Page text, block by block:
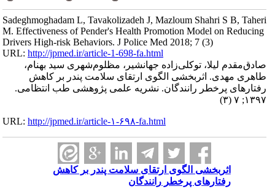
Sadeghmoghadam L, Tavakolizadeh J, Mazloum Shahri S B, Taheri
M. Effectiveness of Pender's Health Promotion Model on Reducing
Drivers High-risk Behaviors. J Police Med 2018; 7 (3)
URL:http://jpmed.ir/article-1-698-fa.html
صادق‌مقدم لیلا، توکلی‌زاده جهانشیر، مظلوم‌شهری سید بهنام،
طاهری مهدی. اثربخشی الگوی ارتقای سلامت پندر بر کاهش
رفتارهای پرخطر رانندگان. نشریه علمی پژوهشی طب انتظامی.
۱۳۹۷; ۷ (۳)
URL:http://jpmed.ir/article-۱-۶۹۸-fa.html
اثربخشی الگوی ارتقای سلامت پندر بر کاهش
رفتارهای پرخطر رانندگان